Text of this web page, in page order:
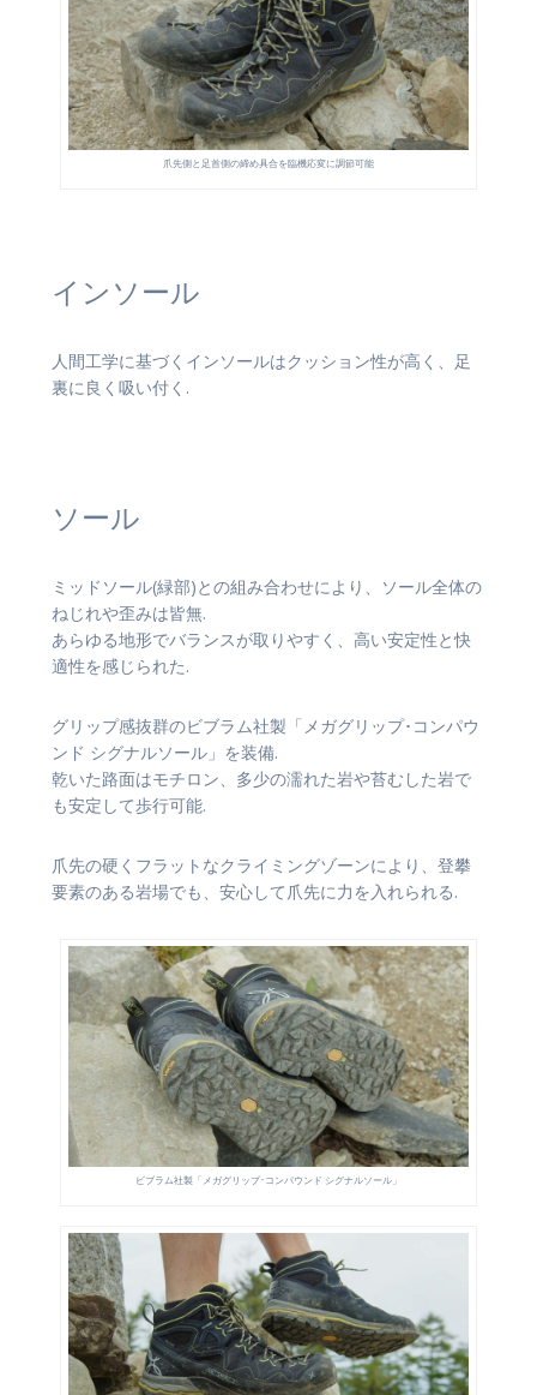
爪先側と足首側の締め具合を臨機応変に調節可能
インソール
人間工学に基づくインソールはクッション性が高く、足
裏に良く吸い付く.
ソール
ミッドソール(緑部)との組み合わせにより、ソール全体の
ねじれや歪みは皆無.
あらゆる地形でバランスが取りやすく、高い安定性と快
適性を感じられた.
グリップ感抜群のビブラム社製「メガグリップ･コンパウ
ンド シグナルソール」を装備.
乾いた路面はモチロン、多少の濡れた岩や苔むした岩で
も安定して歩行可能.
爪先の硬くフラットなクライミングゾーンにより、登攀
要素のある岩場でも、安心して爪先に力を入れられる.
ビブラム社製「メガグリップ･コンパウンド シグナルソール」